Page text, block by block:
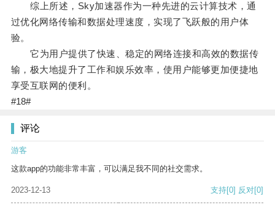
综上所述，Sky加速器作为一种先进的云计算技术，通
过优化网络传输和数据处理速度，实现了飞跃般的用户体
验。
它为用户提供了快速、稳定的网络连接和高效的数据传
输，极大地提升了工作和娱乐效率，使用户能够更加便捷地
享受互联网的便利。
#18#
评论
游客
这款app的功能非常丰富，可以满足我不同的社交需求。
2023-12-13 支持[0] 反对[0]